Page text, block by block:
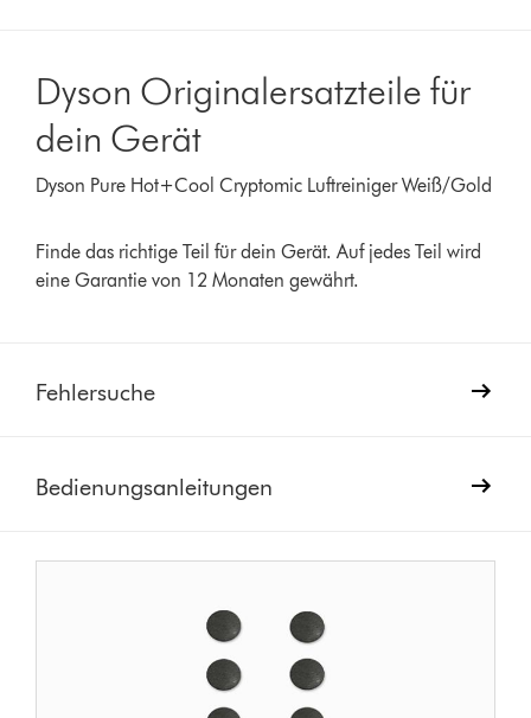
Dyson Originalersatzteile für
dein Gerät
Dyson Pure Hot+Cool Cryptomic Luftreiniger Weiß/Gold
Finde das richtige Teil für dein Gerät. Auf jedes Teil wird
eine Garantie von 12 Monaten gewährt.
Fehlersuche
Bedienungsanleitungen